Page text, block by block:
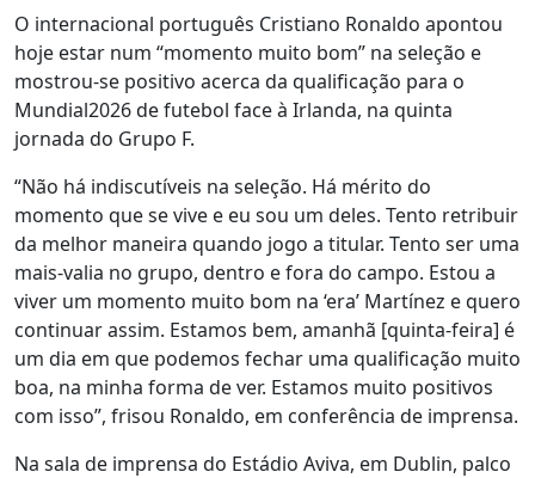
O internacional português Cristiano Ronaldo apontou
hoje estar num “momento muito bom” na seleção e
mostrou-se positivo acerca da qualificação para o
Mundial2026 de futebol face à Irlanda, na quinta
jornada do Grupo F.
“Não há indiscutíveis na seleção. Há mérito do
momento que se vive e eu sou um deles. Tento retribuir
da melhor maneira quando jogo a titular. Tento ser uma
mais-valia no grupo, dentro e fora do campo. Estou a
viver um momento muito bom na ‘era’ Martínez e quero
continuar assim. Estamos bem, amanhã [quinta-feira] é
um dia em que podemos fechar uma qualificação muito
boa, na minha forma de ver. Estamos muito positivos
com isso”, frisou Ronaldo, em conferência de imprensa.
Na sala de imprensa do Estádio Aviva, em Dublin, palco